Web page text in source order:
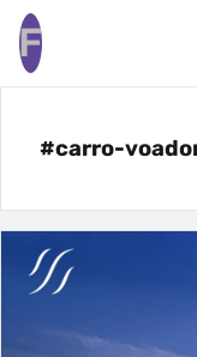
F
#carro-